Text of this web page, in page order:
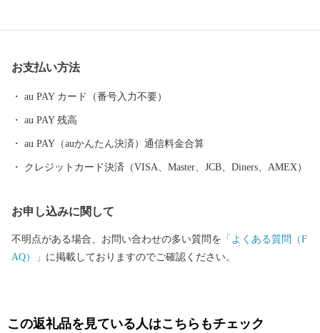
も目白押しです。 そんな山形県への旅を一層豊かなものにするの
が温泉です。山形県は、全ての市町村に温泉が湧出し、山や渓谷
海沿いの温泉など、様々なタイプの温泉を楽しむことができま
す。 ふるさと納税を機に山形へお越しいただき、旬の味覚、歴史
や文化、自然をお楽しみください。
お支払い方法
au PAY カード（番号入力不要）
au PAY 残高
au PAY（auかんたん決済）通信料金合算
クレジットカード決済（VISA、Master、JCB、Diners、AMEX）
お申し込みに関して
不明点がある場合、お問い合わせの多い質問を 「よくある質問（F
AQ）」 に掲載しておりますのでご確認ください。
この返礼品を見ている人はこちらもチェック